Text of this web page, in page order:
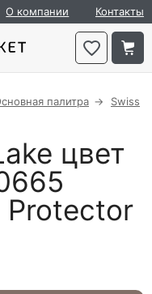
О компании Контакты
палитра
Swiss
цвет
Protector